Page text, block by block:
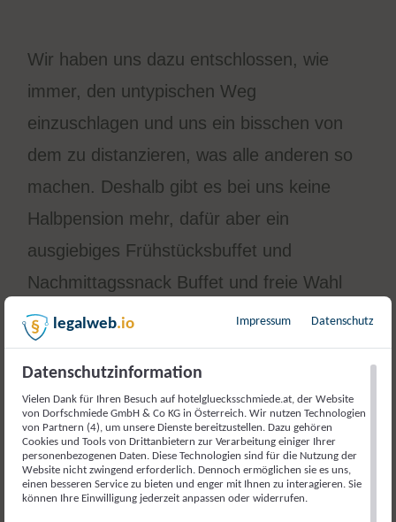
Wir haben uns dazu entschlossen, wie
immer, den untypischen Weg
einzuschlagen und uns ein bisschen von
dem zu distanzieren, was alle anderen so
machen. Deshalb gibt es bei uns keine
Halbpension mehr, dafür aber ein
ausgiebiges Frühstücksbuffet und
Nachmittagssnack Buffet und freie Wahl
bei der Erfüllung jeglicher Lunch- und
Dinner-Gelüste. Mehr Freiheit statt
Einheitsbrei.
Empfehlung des Hauses bleibt dabei
natürlich unser à la carte Restaurant, die
Fuhrmannstube, mit ihrer urig-
legalweb.io Impressum Datenschutz
Datenschutzinformation
Vielen Dank für Ihren Besuch auf hotelgluecksschmiede.at, der Website
von Dorfschmiede GmbH & Co KG in Österreich. Wir nutzen Technologien
von Partnern (4), um unsere Dienste bereitzustellen. Dazu gehören
Cookies und Tools von Drittanbietern zur Verarbeitung einiger Ihrer
personenbezogenen Daten. Diese Technologien sind für die Nutzung der
Website nicht zwingend erforderlich. Dennoch ermöglichen sie es uns,
einen besseren Service zu bieten und enger mit Ihnen zu interagieren. Sie
können Ihre Einwilligung jederzeit anpassen oder widerrufen.